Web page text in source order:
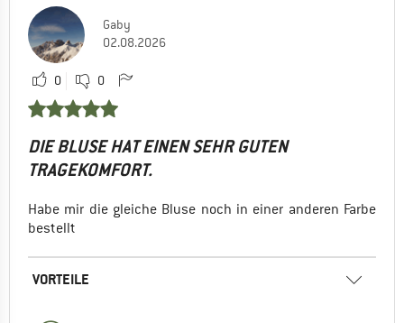
Gaby
02.08.2026
0 0
DIE BLUSE HAT EINEN SEHR GUTEN
TRAGEKOMFORT.
Habe mir die gleiche Bluse noch in einer anderen Farbe
bestellt
VORTEILE